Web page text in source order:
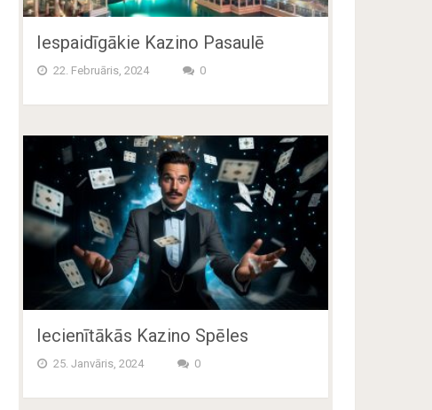
Iespaidīgākie Kazino Pasaulē
22. Februāris, 2024 0
Iecienītākās Kazino Spēles
25. Janvāris, 2024 0